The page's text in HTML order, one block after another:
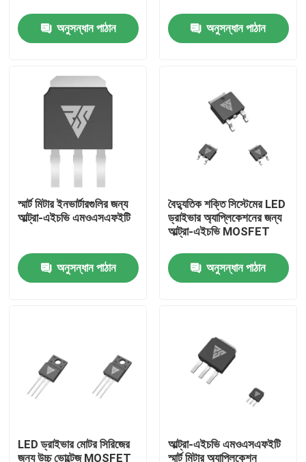
আমাদের সম্পর্কে
কারখানা ভ্রমণ
আমাদের সাথে যোগাযোগ
উদ্ধৃতির জন্য আবেদন
সিলিকন কার্বাইড MOSFET
অনুসন্ধান পাঠান অনুসন্ধান পাঠান
স্মার্ট মিটার ইনভার্টারগুলির জন্য
আল্ট্রা-এইচভি এমওএসএফইটি
অনুসন্ধান পাঠান
বৈদ্যুতিক শক্তি সিস্টেমের LED
ড্রাইভার অ্যাপ্লিকেশনের জন্য
আল্ট্রা-এইচভি MOSFET
অনুসন্ধান পাঠান
LED ড্রাইভার মোটর সিরিজের
জন্য উচ্চ ভোল্টেজ MOSFET
আল্ট্রা-এইচভি এমওএসএফইটি
স্মার্ট মিটার অ্যাপ্লিকেশন